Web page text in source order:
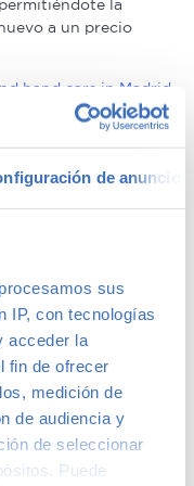
de anuncios
procesamos sus
IP, con tecnologías
acceder la
fin de ofrecer
medición de
de audiencia y
de seleccionar
Puede
la
a un precio
hand cars in Madrid
nuestros coches
Ven a vernos
acompañaremos de
a tus
a cambio.